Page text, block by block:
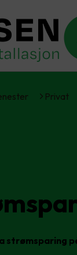
Privat
strømsparing